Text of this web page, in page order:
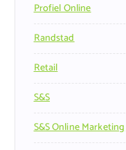
Profiel Online
Randstad
Retail
S&s
S&s Online Marketing